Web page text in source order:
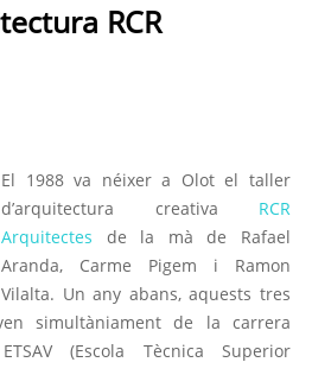
RCR
El 1988 va néixer a Olot el taller
d’arquitectura creativa RCR
Arquitectes de la mà de Rafael
Aranda, Carme Pigem i Ramon
Vilalta. Un any abans, aquests tres
simultàniament de la carrera
(Escola Tècnica Superior